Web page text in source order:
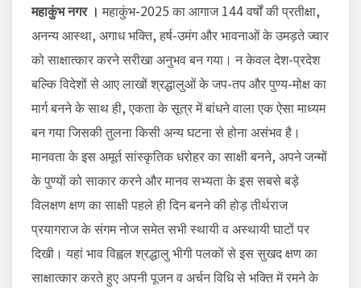
महाकुंभ नगर । महाकुंभ-2025 का आगाज 144 वर्षों की प्रतीक्षा,
अनन्य आस्था, अगाध भक्ति, हर्ष-उमंग और भावनाओं के उमड़ते ज्वार
को साक्षात्कार करने सरीखा अनुभव बन गया। न केवल देश-प्रदेश
बल्कि विदेशों से आए लाखों श्रद्धालुओं के जप-तप और पुण्य-मोक्ष का
मार्ग बनने के साथ ही, एकता के सूत्र में बांधने वाला एक ऐसा माध्यम
बन गया जिसकी तुलना किसी अन्य घटना से होना असंभव है।
मानवता के इस अमूर्त सांस्कृतिक धरोहर का साक्षी बनने, अपने जन्मों
के पुण्यों को साकार करने और मानव सभ्यता के इस सबसे बड़े
विलक्षण क्षण का साक्षी पहले ही दिन बनने की होड़ तीर्थराज
प्रयागराज के संगम नोज समेत सभी स्थायी व अस्थायी घाटों पर
दिखी। यहां भाव विह्वल श्रद्धालु भीगी पलकों से इस सुखद क्षण का
साक्षात्कार करते हुए अपनी पूजन व अर्चन विधि से भक्ति में रमने के